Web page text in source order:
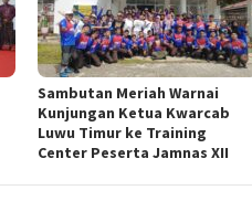
Sambutan Meriah Warnai
Kunjungan Ketua Kwarcab
Luwu Timur ke Training
Center Peserta Jamnas XII